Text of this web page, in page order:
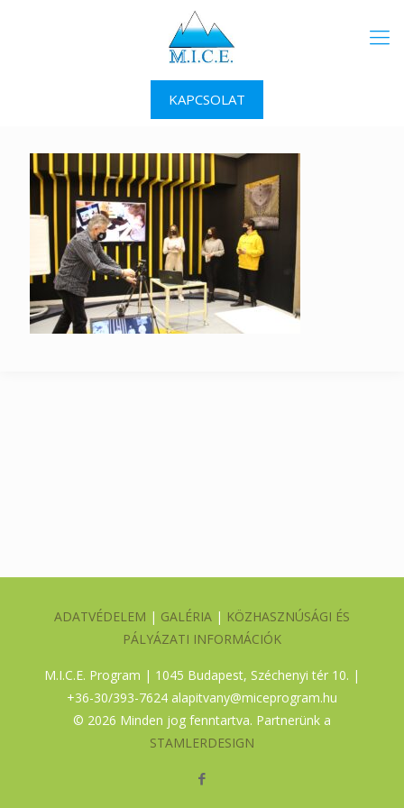
KAPCSOLAT
ADATVÉDELEM | GALÉRIA | KÖZHASZNÚSÁGI ÉS
PÁLYÁZATI INFORMÁCIÓK
M.I.C.E. Program | 1045 Budapest, Széchenyi tér 10. |
+36-30/393-7624 alapitvany@miceprogram.hu
© 2026 Minden jog fenntartva. Partnerünk a
STAMLERDESIGN